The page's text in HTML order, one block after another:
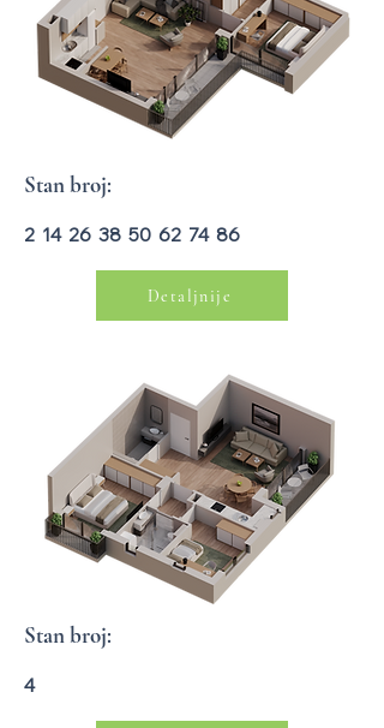
Stan broj:
2 14 26 38 50 62 74 86
Detaljnije
Stan broj:
4